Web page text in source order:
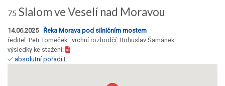
75 Slalom ve Veselí nad Moravou
14.06.2025 Řeka Morava pod silničním mostem
ředitel: Petr Tomeček vrchní rozhodčí: Bohuslav Šamánek
výsledky ke stažení:
absolutní pořadíL